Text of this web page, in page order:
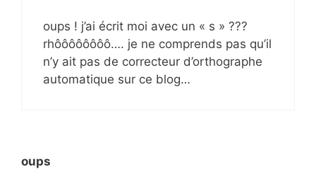
oups ! j’ai écrit moi avec un « s » ???
rhôôôôôôôô…. je ne comprends pas qu’il
n’y ait pas de correcteur d’orthographe
automatique sur ce blog…
oups